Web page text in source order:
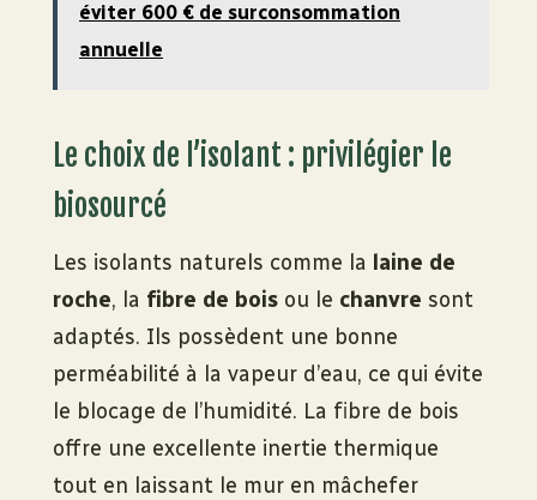
éviter 600 € de surconsommation
annuelle
Le choix de l’isolant : privilégier le
biosourcé
Les isolants naturels comme la laine de
roche, la fibre de bois ou le chanvre sont
adaptés. Ils possèdent une bonne
perméabilité à la vapeur d’eau, ce qui évite
le blocage de l’humidité. La fibre de bois
offre une excellente inertie thermique
tout en laissant le mur en mâchefer